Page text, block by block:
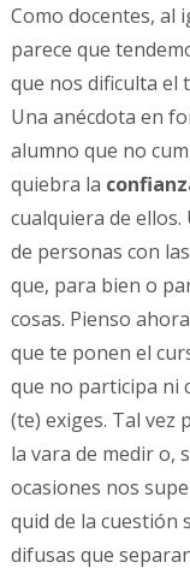
Como docentes, al
parece que
que nos dificulta el
Una anécdota en
alumno que no
quiebra la
cualquiera de
de personas con
que, para bien o
cosas. Pienso
que te ponen el
que no participa ni
(te) exiges. Tal vez
la vara de medir o,
ocasiones nos
quid de la cuestión
difusas que